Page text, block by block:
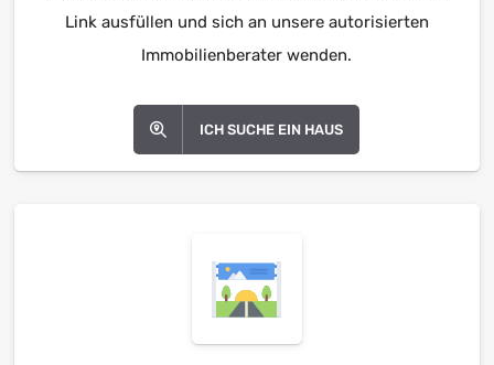
Link ausfüllen und sich an unsere autorisierten
Immobilienberater wenden.
ICH SUCHE EIN HAUS